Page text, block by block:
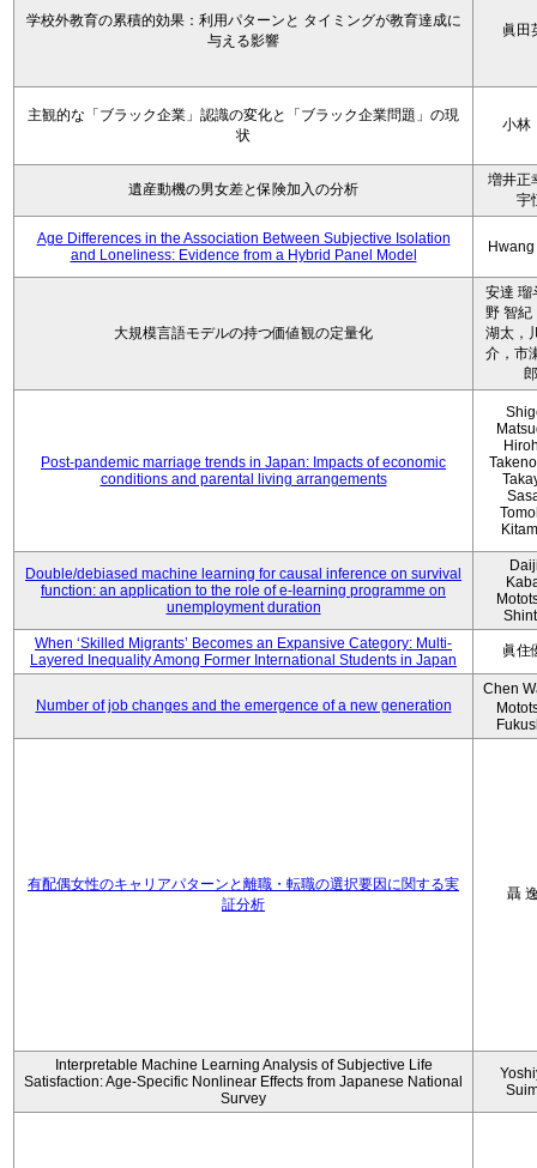
学校外教育の累積的効果：利用パターンと タイミングが教育達成に
与える影響
眞田
主観的な「ブラック企業」認識の変化と「ブラック企業問題」の現
状
小
遺産動機の男女差と保険加入の分析
増井正
宇
Age Differences in the Association Between Subjective Isolation
and Loneliness: Evidence from a Hybrid Panel Model
大規模言語モデルの持つ価値観の定量化
安達 瑠
野 智紀
湖太，
介，市
郎
Post-pandemic marriage trends in Japan: Impacts of economic
conditions and parental living arrangements
Double/debiased machine learning for causal inference on survival
function: an application to the role of e-learning programme on
unemployment duration
When ‘Skilled Migrants’ Becomes an Expansive Category: Multi-
Layered Inequality Among Former International Students in Japan
眞住
Number of job changes and the emergence of a new generation
Chen
有配偶女性のキャリアパターンと離職・転職の選択要因に関する実
証分析
聶
Interpretable Machine Learning Analysis of Subjective Life
Satisfaction: Age-Specific Nonlinear Effects from Japanese National
Survey